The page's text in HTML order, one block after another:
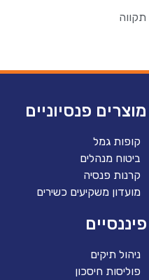
מוצרים פנסיוניים
קופות גמל
ביטוח מנהלים
קרנות פנסיה
מועדון משקיעים כשירים
פיננסיים
ניהול תיקים
פוליסות חיסכון